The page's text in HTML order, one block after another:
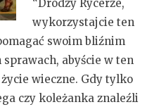
“Drodzy Rycerze,
wykorzystajcie ten
swoim bliźnim
abyście w ten
wieczne. Gdy tylko
czy koleżanka znaleźli